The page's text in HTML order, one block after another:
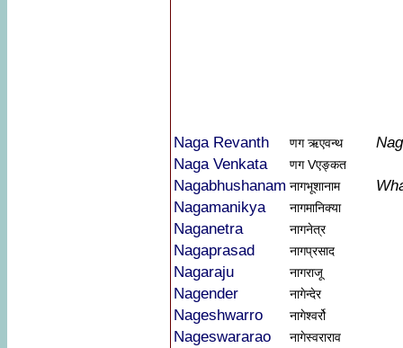
Naga Revanth णग ऋएवन्थ
Naga Venkata
णग Vएङ्कत
Nagabhushanam नागभूशानाम
Nagamanikya
नागमानिक्या
Naganetra नागनेत्र
Nagaprasad नागप्रसाद
Nagaraju नागराजू
Nagender नागेन्देर
Nageshwarro नागेश्वर्रो
Nageswararao नागेस्वराराव